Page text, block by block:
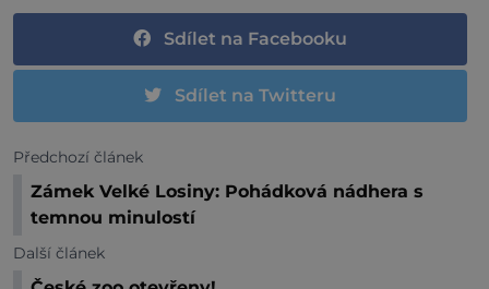
Sdílet na Facebooku
Sdílet na Twitteru
Předchozí článek
Zámek Velké Losiny: Pohádková nádhera s
temnou minulostí
Další článek